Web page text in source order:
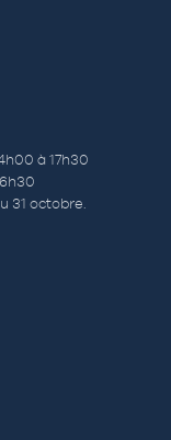
à 17h30
31 octobre.